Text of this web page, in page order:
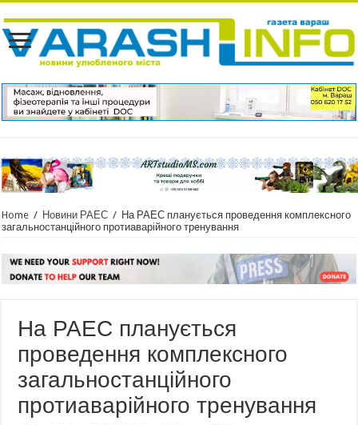
Home / Новини РАЕС / На РАЕС планується проведення комплексного
загальностанційного протиаварійного тренування
На РАЕС планується
проведення комплексного
загальностанційного
протиаварійного тренування